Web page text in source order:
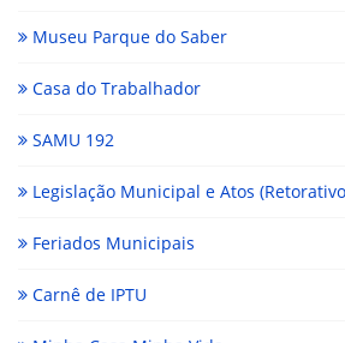
Museu Parque do Saber
Casa do Trabalhador
SAMU 192
Legislação Municipal e Atos
Feriados Municipais
Carnê de IPTU